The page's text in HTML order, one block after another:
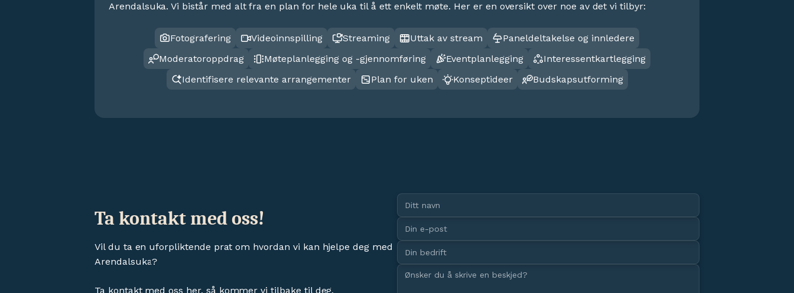
Arendalsuka. Vi bistår med alt fra en plan for hele uka til å ett enkelt møte. Her er en oversikt over noe av det vi tilbyr:
Fotografering Videoinnspilling Streaming Uttak av stream
Paneldeltakelse og innledere
Moderatoroppdrag
Møteplanlegging og -gjennomføring Eventplanlegging
Interessentkartlegging
Identifisere relevante arrangementer
Plan for uken Konseptideer Budskapsutforming
Ta kontakt med oss!
Vil du ta en uforpliktende prat om hvordan vi kan hjelpe deg med
Arendalsuka?
Ta kontakt med oss her, så kommer vi tilbake til deg.